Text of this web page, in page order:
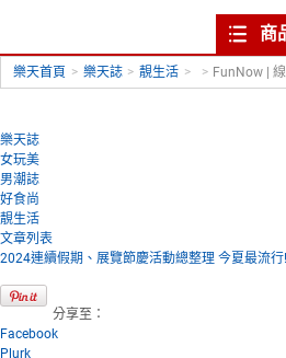
商
樂天首頁 > 樂天誌 > 靚生活 > > FunNow |
樂天誌
女玩美
男潮誌
好食尚
靚生活
文章列表
2024連續假期、展覽節慶活動總整理 今夏最流
分享至：
Facebook
Plurk